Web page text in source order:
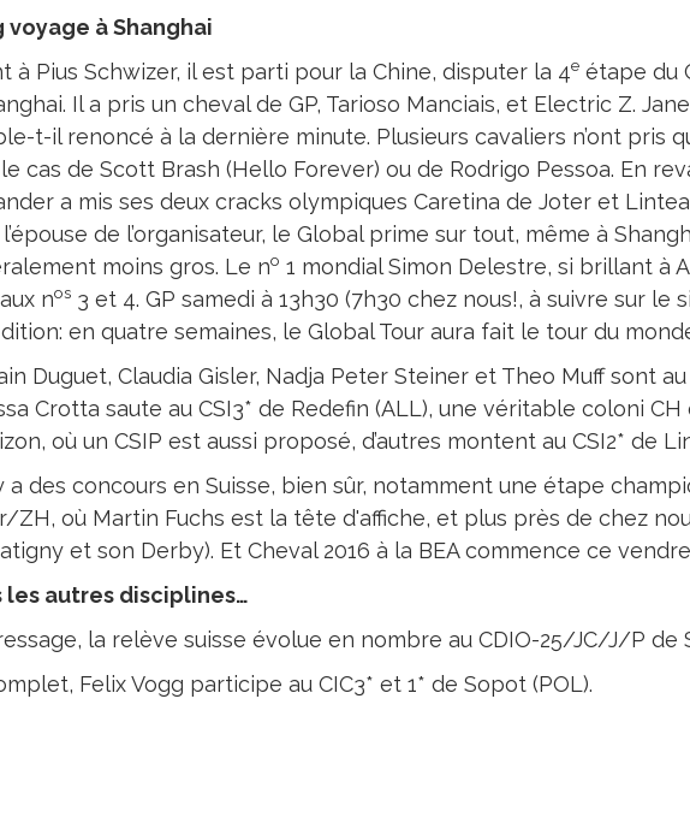
voyage à Shanghai
à Pius Schwizer, il est parti pour la Chine, disputer la 4eétape du
Il a pris un cheval de GP, Tarioso Manciais, et Electric Z.
t-il renoncé à la dernière minute. Plusieurs cavaliers n’ont pris
le cas de Scott Brash (Hello Forever) ou de Rodrigo Pessoa. En
a mis ses deux cracks olympiques Caretina de Joter et Lintea
de l’organisateur, le Global prime sur tout, même à
moins gros. Le no 1 mondial Simon Delestre, si brillant à
nos3 et 4. GP samedi à 13h30 (7h30 chez nous!, à suivre sur le
en quatre semaines, le Global Tour aura fait le tour du
Duguet, Claudia Gisler, Nadja Peter Steiner et Theo Muff sont
Crotta saute au CSI3* de Redefin (ALL), une véritable coloni CH
où un CSIP est aussi proposé, d’autres montent au CSI2* de
a des concours en Suisse, bien sûr, notamment une étape
ZH, où Martin Fuchs est la tête d'affiche, et plus près de chez
et son Derby). Et Cheval 2016 à la BEA commence ce
les autres disciplines…
la relève suisse évolue en nombre au CDIO-25/JC/J/P de
Felix Vogg participe au CIC3* et 1* de Sopot (POL).